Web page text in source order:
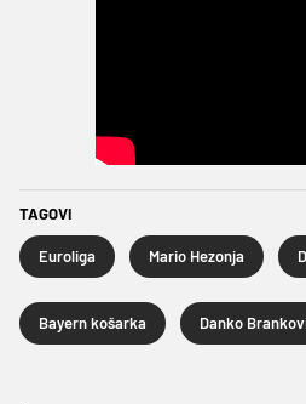
TAGOVI
Euroliga Mario Hezonja
Bayern košarka Danko